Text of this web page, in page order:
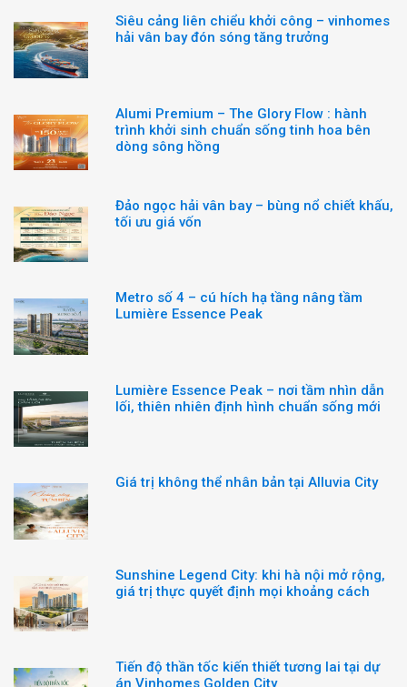
Siêu cảng liên chiểu khởi công – vinhomes
hải vân bay đón sóng tăng trưởng
Alumi Premium – The Glory Flow : hành
trình khởi sinh chuẩn sống tinh hoa bên
dòng sông hồng
Đảo ngọc hải vân bay – bùng nổ chiết khấu,
tối ưu giá vốn
Metro số 4 – cú hích hạ tầng nâng tầm
Lumière Essence Peak
Lumière Essence Peak – nơi tầm nhìn dẫn
lối, thiên nhiên định hình chuẩn sống mới
Giá trị không thể nhân bản tại Alluvia City
Sunshine Legend City: khi hà nội mở rộng,
giá trị thực quyết định mọi khoảng cách
Tiến độ thần tốc kiến thiết tương lai tại dự
án Vinhomes Golden City